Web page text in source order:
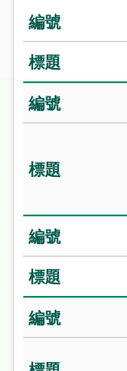
常
見
問
答
加
入
圖
網
站
導
覽